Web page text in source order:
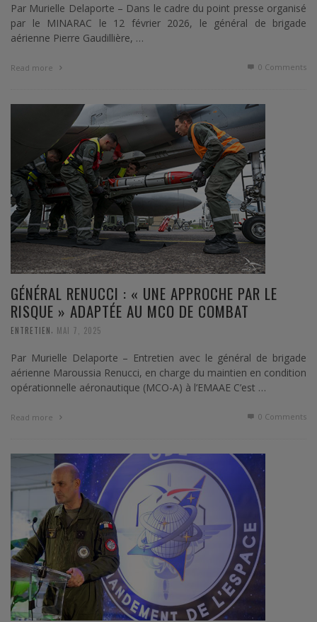
Par Murielle Delaporte – Dans le cadre du point presse organisé
par le MINARAC le 12 février 2026, le général de brigade
aérienne Pierre Gaudillière, …
Read more 0 Comments
GÉNÉRAL RENUCCI : « UNE APPROCHE PAR LE
RISQUE » ADAPTÉE AU MCO DE COMBAT
ENTRETIEN MAI 7, 2025
Par Murielle Delaporte – Entretien avec le général de brigade
aérienne Maroussia Renucci, en charge du maintien en condition
opérationnelle aéronautique (MCO-A) à l’EMAAE C’est …
Read more 0 Comments